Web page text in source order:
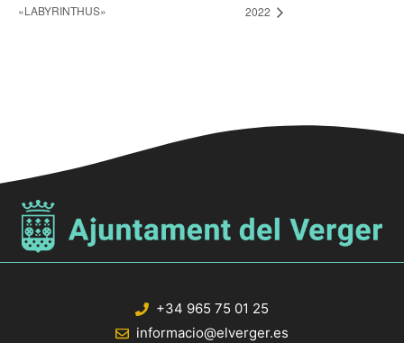
«LABYRINTHUS»
2022
+34 965 75 01 25
informacio@elverger.es